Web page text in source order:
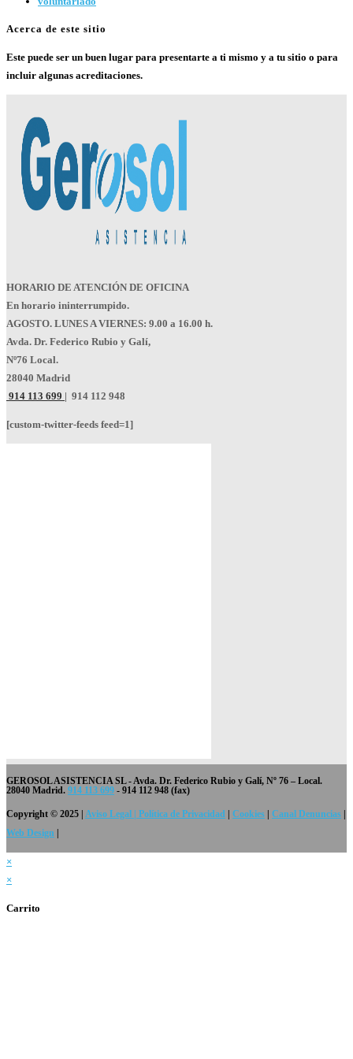
Acerca de este sitio
Este puede ser un buen lugar para presentarte a ti mismo y a tu sitio o para
incluir algunas acreditaciones.
HORARIO DE ATENCIÓN DE OFICINA
En horario ininterrumpido.
AGOSTO. LUNES A VIERNES: 9.00 a 16.00 h.
Avda. Dr. Federico Rubio y Galí,
Nº76 Local.
28040 Madrid
914 113 699 | 914 112 948
[custom-twitter-feeds feed=1]
GEROSOL ASISTENCIA SL- Avda. Dr. Federico Rubio y Galí, Nº 76 – Local.
28040 Madrid. 914 113 699 - 914 112 948 (fax)
Copyright © 2025 | Aviso Legal | Política de Privacidad | Cookies | Canal Denuncias |
Web Design |
×
×
Carrito